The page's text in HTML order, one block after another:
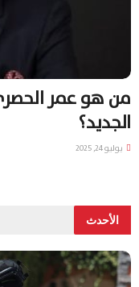
من هو عمر
الجديد؟
يوليو 24, 2025
الأحدث